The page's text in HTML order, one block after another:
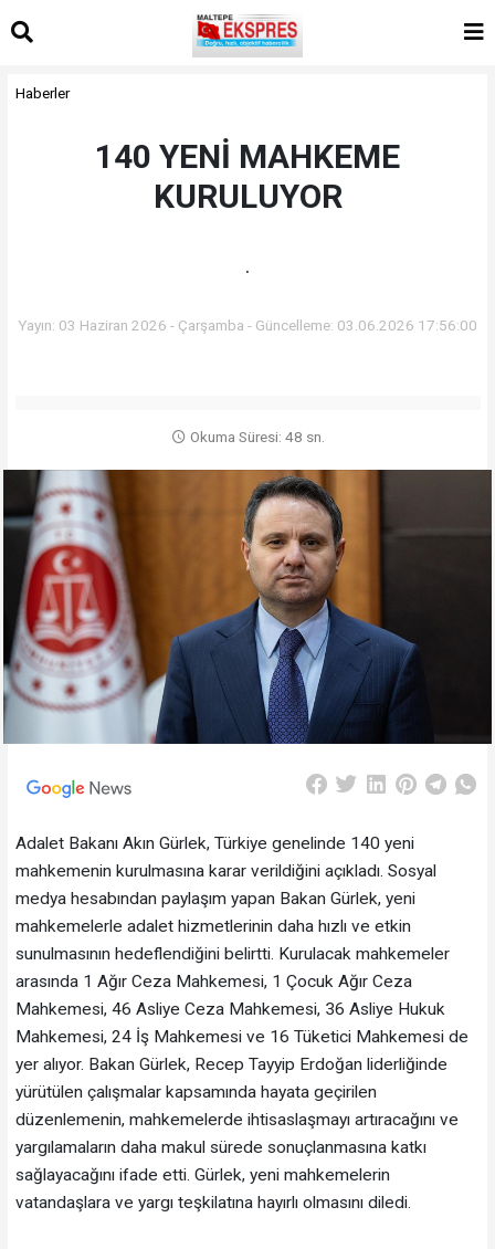
Haberler
140 YENİ MAHKEME
KURULUYOR
.
Yayın: 03 Haziran 2026 - Çarşamba - Güncelleme: 03.06.2026 17:56:00
Okuma Süresi: 48 sn.
Adalet Bakanı Akın Gürlek, Türkiye genelinde 140 yeni
mahkemenin kurulmasına karar verildiğini açıkladı. Sosyal
medya hesabından paylaşım yapan Bakan Gürlek, yeni
mahkemelerle adalet hizmetlerinin daha hızlı ve etkin
sunulmasının hedeflendiğini belirtti. Kurulacak mahkemeler
arasında 1 Ağır Ceza Mahkemesi, 1 Çocuk Ağır Ceza
Mahkemesi, 46 Asliye Ceza Mahkemesi, 36 Asliye Hukuk
Mahkemesi, 24 İş Mahkemesi ve 16 Tüketici Mahkemesi de
yer alıyor. Bakan Gürlek, Recep Tayyip Erdoğan liderliğinde
yürütülen çalışmalar kapsamında hayata geçirilen
düzenlemenin, mahkemelerde ihtisaslaşmayı artıracağını ve
yargılamaların daha makul sürede sonuçlanmasına katkı
sağlayacağını ifade etti. Gürlek, yeni mahkemelerin
vatandaşlara ve yargı teşkilatına hayırlı olmasını diledi.